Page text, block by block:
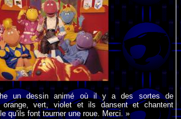
un dessin animé où il y a des sortes de
orange, vert, violet et ils dansent et chantent
qu'ils font tourner une roue. Merci. »